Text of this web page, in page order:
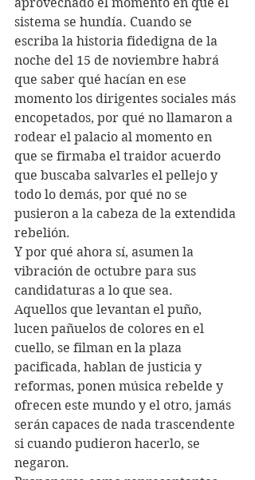
sistema se hundía. Cuando se
escriba la historia fidedigna de la
noche del 15 de noviembre habrá
que saber qué hacían en ese
momento los dirigentes sociales más
encopetados, por qué no llamaron a
rodear el palacio al momento en
que se firmaba el traidor acuerdo
que buscaba salvarles el pellejo y
todo lo demás, por qué no se
pusieron a la cabeza de la extendida
rebelión.
Y por qué ahora sí, asumen la
vibración de octubre para sus
candidaturas a lo que sea.
Aquellos que levantan el puño,
lucen pañuelos de colores en el
cuello, se filman en la plaza
pacificada, hablan de justicia y
reformas, ponen música rebelde y
ofrecen este mundo y el otro, jamás
serán capaces de nada trascendente
si cuando pudieron hacerlo, se
negaron.